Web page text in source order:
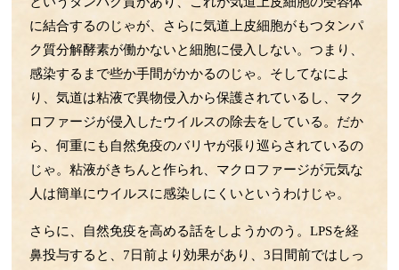
第57回 細菌のエクソソームの話
第56回 胎児の腸内細菌の話
第55回 LPSと乳酸菌の話
第54回 ｱﾎﾟﾄｰｼｽとﾏｸﾛﾌｧｰｼﾞの話
第53回 免疫組織に住む細菌の話
第52回 BCGとコロナの話
第50回 ウイルスの感染の話
第48回 野菜の話
第47回 Treg・Mregの話
に結合するのじゃが、さらに気道上皮細胞がもつタンパ
ク質分解酵素が働かないと細胞に侵入しない。つまり、
感染するまで些か手間がかかるのじゃ。そしてなによ
り、気道は粘液で異物侵入から保護されているし、マク
ロファージが侵入したウイルスの除去をしている。だか
ら、何重にも自然免疫のバリヤが張り巡らされているの
じゃ。粘液がきちんと作られ、マクロファージが元気な
人は簡単にウイルスに感染しにくいというわけじゃ。
さらに、自然免疫を高める話をしようかのう。LPSを経
鼻投与すると、7日前より効果があり、3日間前ではしっ